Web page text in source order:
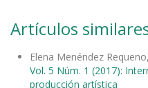
Artículos
Elena Menéndez Requeno,
Vol. 5 Núm. 1 (2017):
producción artística